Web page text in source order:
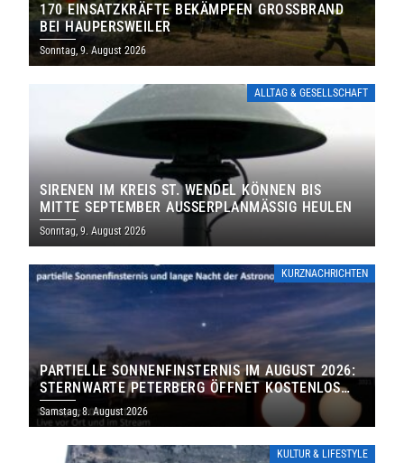
170 EINSATZKRÄFTE BEKÄMPFEN GROSSBRAND B
EI HAUPERSWEILER
Sonntag, 9. August 2026
ALLTAG & GESELLSCHAFT
SIRENEN IM KREIS ST. WENDEL KÖNNEN BIS
MITTE SEPTEMBER AUSSERPLANMÄSSIG HEULEN
Sonntag, 9. August 2026
KURZNACHRICHTEN
PARTIELLE SONNENFINSTERNIS IM AUGUST 2026:
STERNWARTE PETERBERG ÖFFNET KOSTENLOS
IHRE TORE
Samstag, 8. August 2026
KULTUR & LIFESTYLE